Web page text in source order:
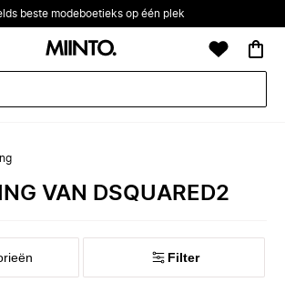
beste modeboetieks op één plek
VAN DSQUARED2
Filter